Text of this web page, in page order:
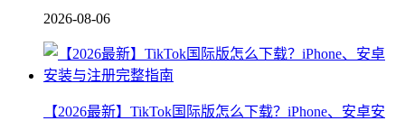
2026-08-06
【2026最新】TikTok国际版怎么下载？iPhone、安卓安